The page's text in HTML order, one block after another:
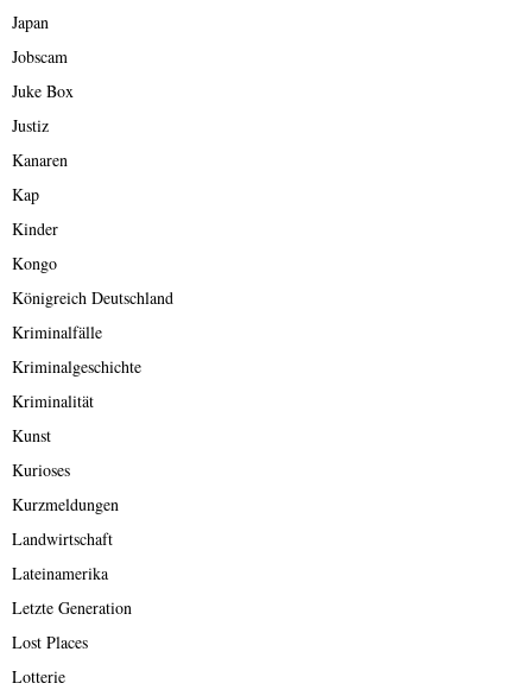
Japan
Jobscam
Juke Box
Justiz
Kanaren
Kap
Kinder
Kongo
Königreich Deutschland
Kriminalfälle
Kriminalgeschichte
Kriminalität
Kunst
Kurioses
Kurzmeldungen
Landwirtschaft
Lateinamerika
Letzte Generation
Lost Places
Lotterie